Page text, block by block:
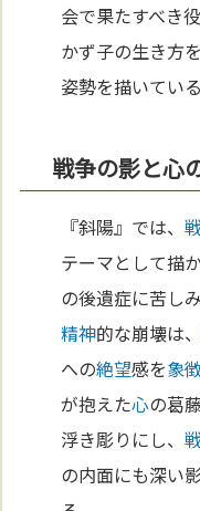
会で果たすべき
かず子の生き方
姿勢を描いている
戦争の影と心
『斜陽』では、
テーマとして描
の後遺症に苦し
精神的な崩壊は
への絶望感を象
が抱えた心の葛
浮き彫りにし、
の内面にも深い